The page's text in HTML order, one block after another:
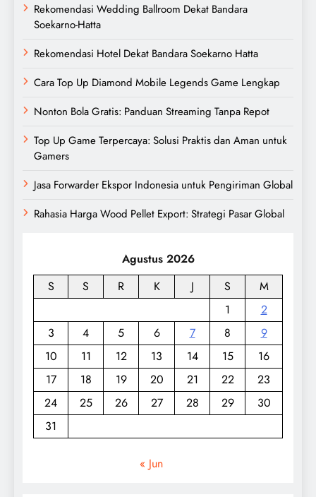
Rekomendasi Wedding Ballroom Dekat Bandara
Soekarno-Hatta
Rekomendasi Hotel Dekat Bandara Soekarno Hatta
Cara Top Up Diamond Mobile Legends Game Lengkap
Nonton Bola Gratis: Panduan Streaming Tanpa Repot
Top Up Game Terpercaya: Solusi Praktis dan Aman untuk
Gamers
Jasa Forwarder Ekspor Indonesia untuk Pengiriman Global
Rahasia Harga Wood Pellet Export: Strategi Pasar Global
Agustus 2026
S
S R K J S
M
1
2
3
4 5 6 7 8
9
10
11 12 13 14 15
16
17
18 19 20 21 22
23
24
25 26 27 28 29
30
31
« Jun